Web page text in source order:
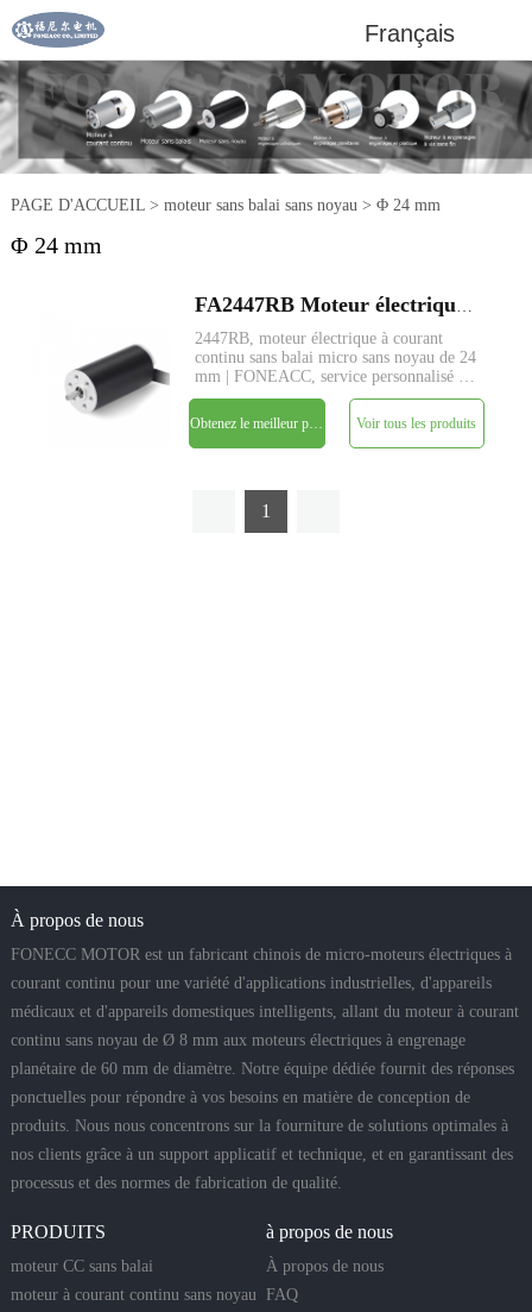
Français
PAGE D'ACCUEIL> moteur sans balai sans noyau > Φ 24 mm
Φ 24 mm
2447RB, moteur électrique à courant
continu sans balai micro sans noyau de 24
mm | FONEACC, service personnalisé de
paramètres disponible.
Voir tous les produits
1
À propos de nous
FONECC MOTOR est un fabricant chinois de micro-moteurs électriques à
courant continu pour une variété d'applications industrielles, d'appareils
médicaux et d'appareils domestiques intelligents, allant du moteur à courant
continu sans noyau de Ø 8 mm aux moteurs électriques à engrenage
planétaire de 60 mm de diamètre. Notre équipe dédiée fournit des réponses
ponctuelles pour répondre à vos besoins en matière de conception de
produits. Nous nous concentrons sur la fourniture de solutions optimales à
nos clients grâce à un support applicatif et technique, et en garantissant des
processus et des normes de fabrication de qualité.
PRODUITS
moteur CC sans balai
moteur à courant continu sans noyau
à propos de nous
À propos de nous
FAQ